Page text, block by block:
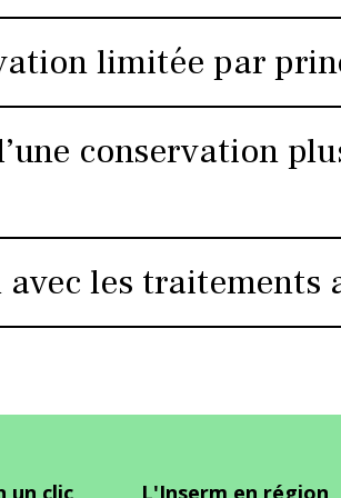
limitée par
détruites anonymisées
conservation
les traitements
les archives publiques comportent
un clic L'Inserm en région